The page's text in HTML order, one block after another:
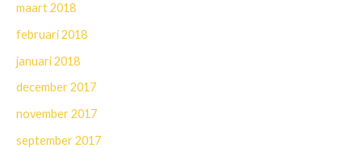
maart 2018
februari 2018
januari 2018
december 2017
november 2017
september 2017